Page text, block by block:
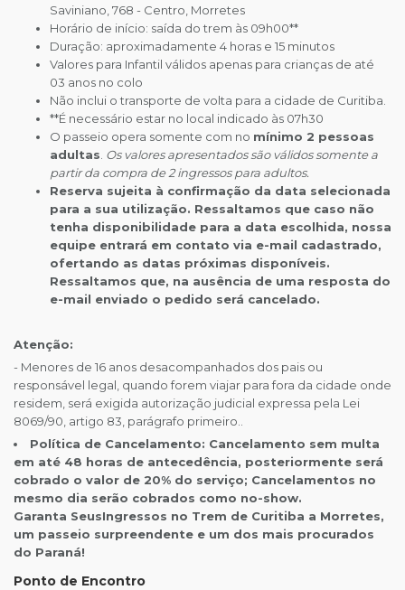
Saviniano, 768 - Centro, Morretes
Horário de início: saída do trem às 09h00**
Duração: aproximadamente 4 horas e 15 minutos
Valores para Infantil válidos apenas para crianças de até
03 anos no colo
Não inclui o transporte de volta para a cidade de Curitiba.
**É necessário estar no local indicado às 07h30
O passeio opera somente com no mínimo 2 pessoas
adultas Os valores apresentados são válidos somente a
partir da compra de 2 ingressos para adultos.
Reserva sujeita à confirmação da data selecionada
para a sua utilização. Ressaltamos que caso não
tenha disponibilidade para a data escolhida, nossa
equipe entrará em contato via e-mail cadastrado,
ofertando as datas próximas disponíveis.
Ressaltamos que, na ausência de uma resposta do
e-mail enviado o pedido será cancelado.
Atenção:
- Menores de 16 anos desacompanhados dos pais ou
responsável legal, quando forem viajar para fora da cidade onde
residem, será exigida autorização judicial expressa pela Lei
8069/90, artigo 83, parágrafo primeiro..
Política de Cancelamento: Cancelamento sem multa
em até 48 horas de antecedência, posteriormente será
cobrado o valor de 20% do serviço; Cancelamentos no
mesmo dia serão cobrados como no-show.
Garanta SeusIngressos no Trem de Curitiba a Morretes,
um passeio surpreendente e um dos mais procurados
do Paraná!
Ponto de Encontro